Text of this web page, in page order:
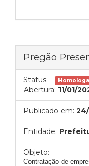
Pregão
Status:
Abertura: 11/01/
Publicado em:
Entidade:
Objeto:
Contratação de